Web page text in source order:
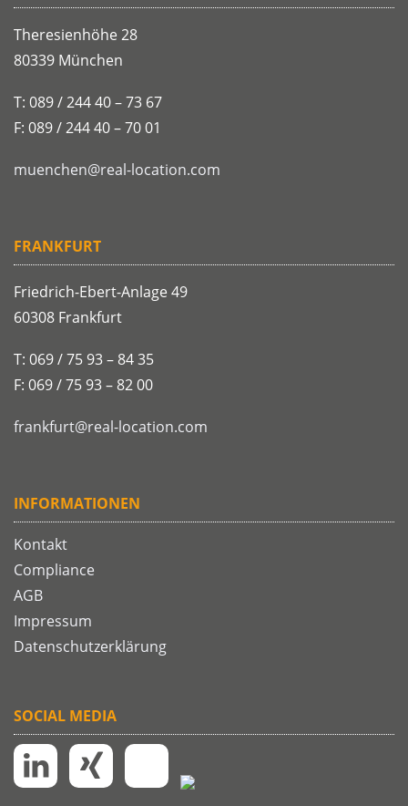
Theresienhöhe 28
80339 München
T: 089 / 244 40 – 73 67
F: 089 / 244 40 – 70 01
muenchen@real-location.com
FRANKFURT
Friedrich-Ebert-Anlage 49
60308 Frankfurt
T: 069 / 75 93 – 84 35
F: 069 / 75 93 – 82 00
frankfurt@real-location.com
INFORMATIONEN
Kontakt
Compliance
AGB
Impressum
Datenschutzerklärung
SOCIAL MEDIA